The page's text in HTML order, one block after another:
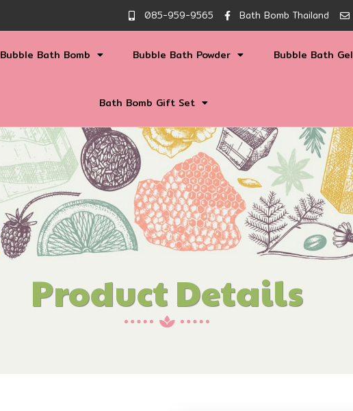
085-959-9565 Bath Bomb Thailand
Bubble Bath Bomb Bubble Bath Powder Bubble Bath Gel
Bath Bomb Gift Set
Product Details